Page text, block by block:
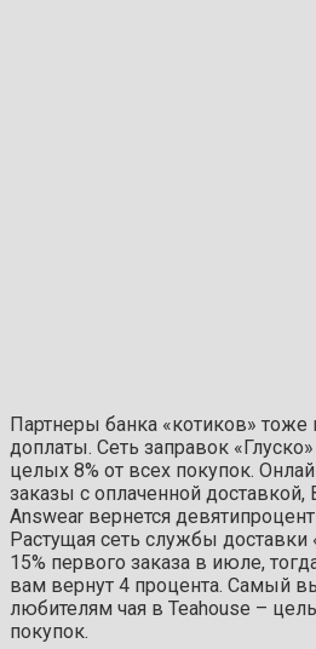
Партнеры банка «котиков» тоже
доплаты. Сеть заправок
целых 8% от всех покупок.
заказы с оплаченной доставкой,
Answear вернется
Растущая сеть службы доставки
15% первого заказа в июле,
вам вернут 4 процента. Самый
любителям чая в Teahouse –
покупок.